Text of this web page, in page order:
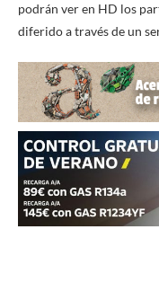
podrán ver en HD los
diferido a través de un